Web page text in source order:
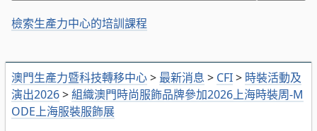
澳門生產力暨科技轉移中心> 最新消息 > CFI> 時裝活動及
演出2026>組織澳門時尚服飾品牌參加2026上海時裝周-M
ODE上海服裝服飾展
檢索生產力中心的培訓課程